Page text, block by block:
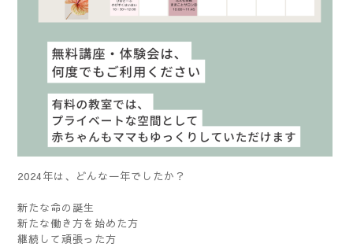
2024年は、どんな一年でしたか？
新たな命の誕生
新たな働き方を始めた方
継続して頑張った方